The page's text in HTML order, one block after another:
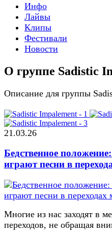
Инфо
Лайвы
Клипы
Фестивали
Новости
О группе Sadistic
Описание для группы
21.03.26
Бедственное
играют песни в
Многие из нас заходят в
переходов, не обращая